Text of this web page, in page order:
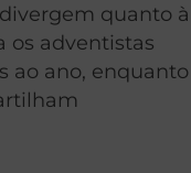
quanto à
os adventistas
ao ano, enquanto